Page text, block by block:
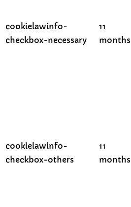
cookielawinfo-
checkbox-necessary
11
months
cookielawinfo-
checkbox-others
11
months